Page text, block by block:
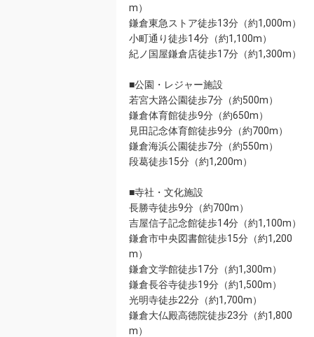
m）
鎌倉東急ストア徒歩13分（約1,000m）
小町通り徒歩14分（約1,100m）
紀ノ国屋鎌倉店徒歩17分（約1,300m）
■公園・レジャー施設
若宮大路公園徒歩7分（約500m）
鎌倉体育館徒歩9分（約650m）
見田記念体育館徒歩9分（約700m）
鎌倉海浜公園徒歩7分（約550m）
段葛徒歩15分（約1,200m）
■寺社・文化施設
長勝寺徒歩9分（約700m）
吉屋信子記念館徒歩14分（約1,100m）
鎌倉市中央図書館徒歩15分（約1,200
m）
鎌倉文学館徒歩17分（約1,300m）
鎌倉長谷寺徒歩19分（約1,500m）
光明寺徒歩22分（約1,700m）
鎌倉大仏殿高徳院徒歩23分（約1,800
m）